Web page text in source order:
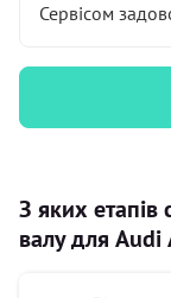
Сервісом
З яких етапів
валу для Audi